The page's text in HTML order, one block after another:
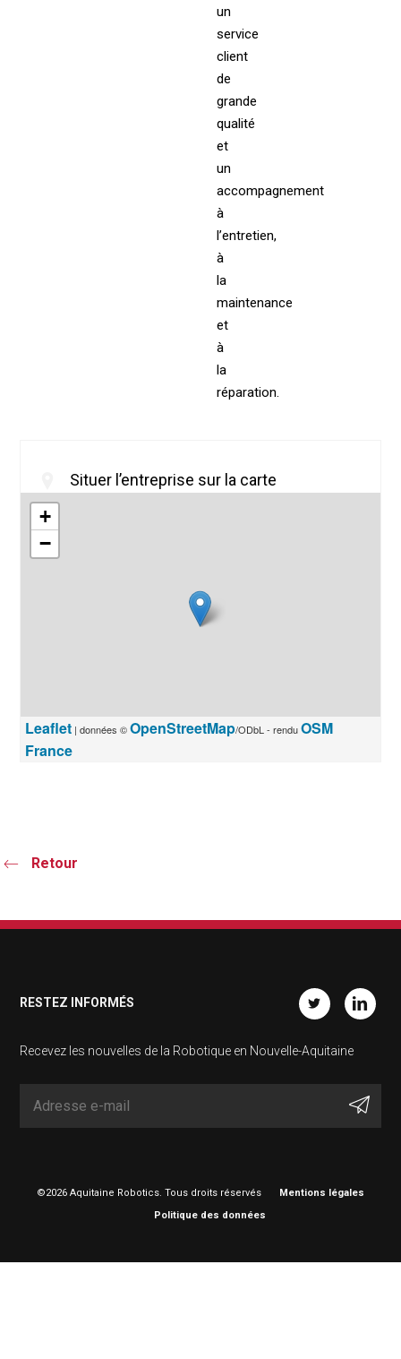
un
service
client
de
grande
qualité
et
un
accompagnement
à
l’entretien,
à
la
maintenance
et
à
la
réparation.
Situer l’entreprise sur la carte
+
−
Leaflet | données ©OpenStreetMap/ODbL - renduOSM
France
Retour
RESTEZ INFORMÉS
Recevez les nouvelles de la Robotique en Nouvelle-Aquitaine
©2026 Aquitaine Robotics. Tous droits réservés
Mentions légales
Politique des données